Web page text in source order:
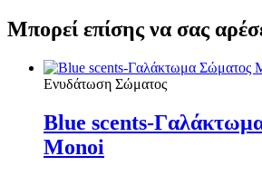
Μπορεί επίσης να σας
Ενυδάτωση Σώματος
Blue scents-
Monoi